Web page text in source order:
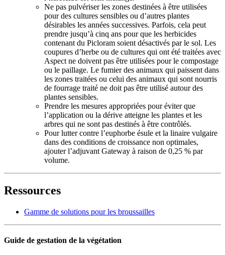
Ne pas pulvériser les zones destinées à être utilisées
pour des cultures sensibles ou d’autres plantes
désirables les années successives. Parfois, cela peut
prendre jusqu’à cinq ans pour que les herbicides
contenant du Picloram soient désactivés par le sol. Les
coupures d’herbe ou de cultures qui ont été traitées avec
Aspect ne doivent pas être utilisées pour le compostage
ou le paillage. Le fumier des animaux qui paissent dans
les zones traitées ou celui des animaux qui sont nourris
de fourrage traité ne doit pas être utilisé autour des
plantes sensibles.
Prendre les mesures appropriées pour éviter que
l’application ou la dérive atteigne les plantes et les
arbres qui ne sont pas destinés à être contrôlés.
Pour lutter contre l’euphorbe ésule et la linaire vulgaire
dans des conditions de croissance non optimales,
ajouter l’adjuvant Gateway à raison de 0,25 % par
volume.
Ressources
Gamme de solutions pour les broussailles
Guide de gestation de la végétation